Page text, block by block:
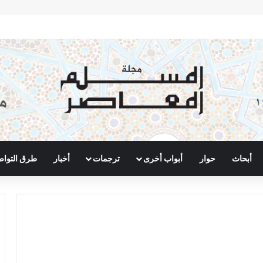
أبحاث حوار أبواب أخرى ترجمات أخبار طرق